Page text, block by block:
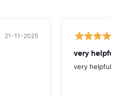
21-11-2025
very
very helpfull